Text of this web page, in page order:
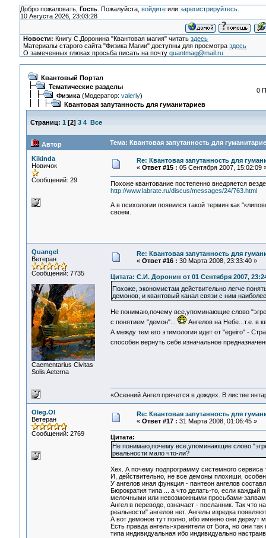
Добро пожаловать, Гость. Пожалуйста, войдитеили зарегистрируйтесь.
10 Августа 2026, 23:03:28
Новости: Книгу С.Доронина "Квантовая магия" читатьздесь
Материалы старого сайта "Физика Магии" доступны для просмотраздесь
О замеченных глюках просьба писать на почтуquantmag@mail.ru
Квантовый Портал
Тематические разделы
Физика(Модератор: valeriy)
Квантовая запутанность для гуманитариев
0
Страниц: 1 [2] 3 4 Все
Автор Тема: Квантовая запутанность для
Kikinda
Новичок
Сообщений: 29
Re: Квантовая запутанность для
« Ответ #15 : 05 Сентября 2007, 15:02:09
Похоже квантование постепенно внедряется
http://www.labrate.ru/discus/messages/24/763.html
А в психологии появился такой термин как
своем.
Quangel
Ветеран
Сообщений: 7735
Сaementarius Civitas
Solis Aeterna
Re: Квантовая запутанность для
« Ответ #16 : 30 Марта 2008, 23:33:40 »
Цитата: С.И. Доронин от 01 Сентября 2007,
Похоже, экономистам действительно легче
демонов, и квантовый канал связи с ним
Не понимаю,почему все,упоминающие слово
с понятием "демон"...
Ангелов на Небе...т.е. в
А между тем его этимология идет от "egeiro" -
способен вернуть себе изначальное
«Осенний Ангел прячется в дождях. В листве
Oleg.Ol
Ветеран
Сообщений: 2769
Re: Квантовая запутанность для
« Ответ #17 : 31 Марта 2008, 01:06:45 »
Цитата:
Не понимаю,почему все,упоминающие слово
реальности мало что-ли?
Хех. А почему подпрограмму системного
И, действительно, не все демоны плохиши,
У ангелов иная функция - пантеон ангелов
Бюрократия типа ... а что делать-то, если
мелочными или невозможными просьбами-
Ангел в переводе, означает - посланник. Так что
реальности" ангелов нет. Ангелы изредка
А вот демонов тут полно, ибо имеено они держут
Есть правда ангелы-хранители от Бога, но они
типа индивидуальная ибо индивидуально